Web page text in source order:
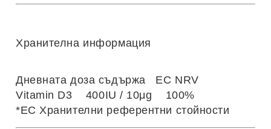
Хранителна информация
Дневната доза съдържа EC NRV
Vitamin D3 400IU / 10μg 100%
*EC Хранителни референтни стойности